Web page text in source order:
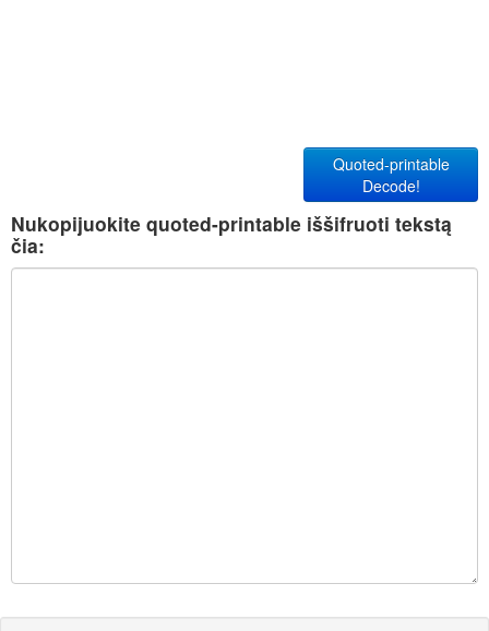
Quoted-printable
Decode!
Nukopijuokite quoted-printable iššifruoti tekstą
čia: